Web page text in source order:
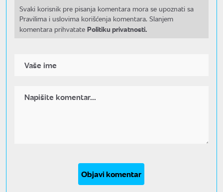
Svaki korisnik pre pisanja komentara mora se upoznati sa
Pravilima i uslovima korišćenja komentara. Slanjem
komentara prihvatate Politiku privatnosti.
Objavi komentar